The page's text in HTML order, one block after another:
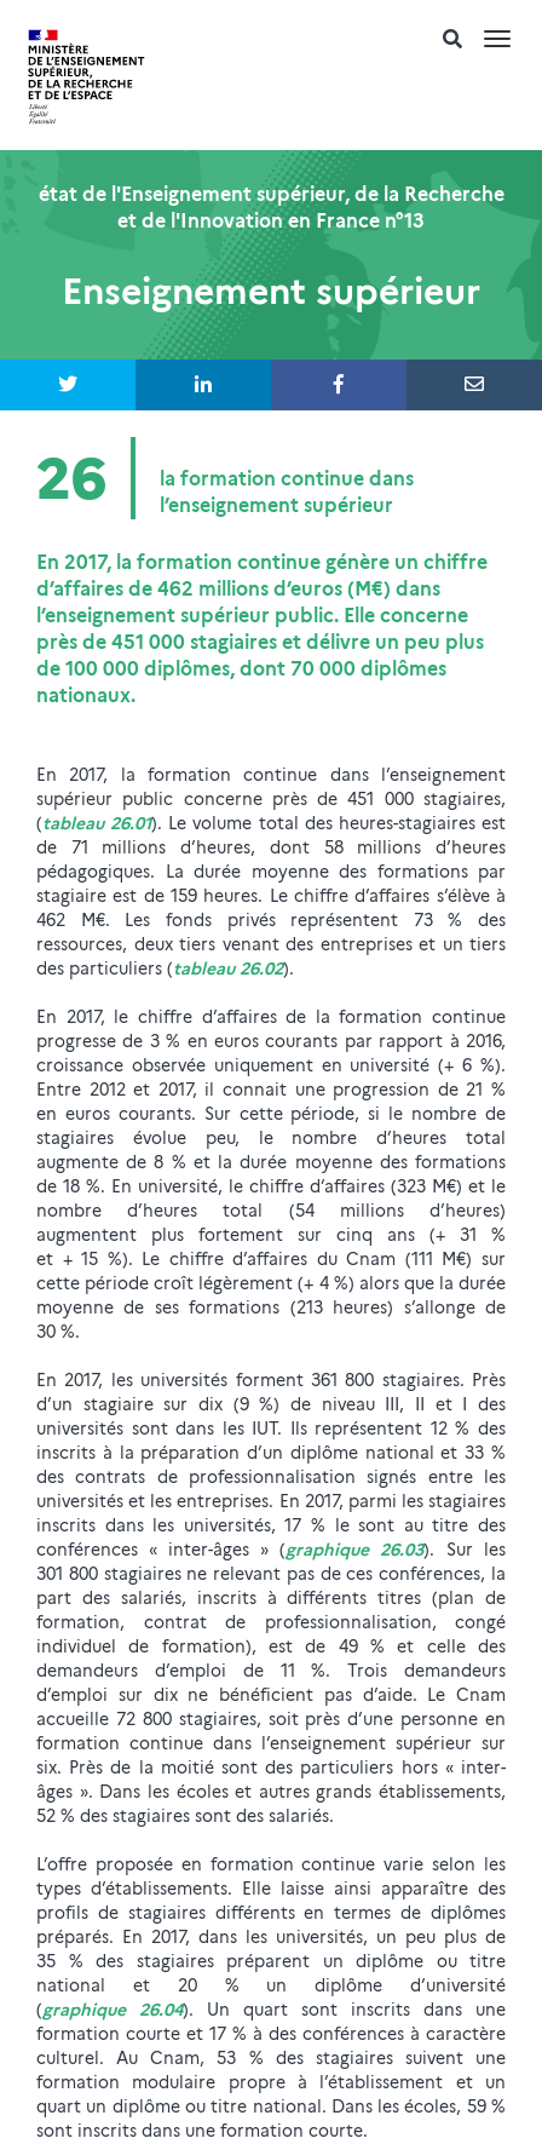
état de l'Enseignement supérieur, de la Recherche
et de l'Innovation en France n°13
Enseignement supérieur
26
la formation continue dans
l’enseignement supérieur
En 2017, la formation continue génère un chiffre
d’affaires de 462 millions d’euros (M€) dans
l’enseignement supérieur public. Elle concerne
près de 451 000 stagiaires et délivre un peu plus
de 100 000 diplômes, dont 70 000 diplômes
nationaux.
En 2017, la formation continue dans l’enseignement
supérieur public concerne près de 451 000 stagiaires,
(tableau 26.01). Le volume total des heures-stagiaires est
de 71 millions d’heures, dont 58 millions d’heures
pédagogiques. La durée moyenne des formations par
stagiaire est de 159 heures. Le chiffre d’affaires s’élève à
462 M€. Les fonds privés représentent 73 % des
ressources, deux tiers venant des entreprises et un tiers
des particuliers (tableau 26.02).
En 2017, le chiffre d’affaires de la formation continue
progresse de 3 % en euros courants par rapport à 2016,
croissance observée uniquement en université (+ 6 %).
Entre 2012 et 2017, il connait une progression de 21 %
en euros courants. Sur cette période, si le nombre de
stagiaires évolue peu, le nombre d’heures total
augmente de 8 % et la durée moyenne des formations
de 18 %. En université, le chiffre d’affaires (323 M€) et le
nombre d’heures total (54 millions d’heures)
augmentent plus fortement sur cinq ans (+ 31 %
et + 15 %). Le chiffre d’affaires du Cnam (111 M€) sur
cette période croît légèrement (+ 4 %) alors que la durée
moyenne de ses formations (213 heures) s’allonge de
30 %.
En 2017, les universités forment 361 800 stagiaires. Près
d’un stagiaire sur dix (9 %) de niveau III, II et I des
universités sont dans les IUT. Ils représentent 12 % des
inscrits à la préparation d’un diplôme national et 33 %
des contrats de professionnalisation signés entre les
universités et les entreprises. En 2017, parmi les stagiaires
inscrits dans les universités, 17 % le sont au titre des
conférences « inter-âges » (graphique 26.03). Sur les
301 800 stagiaires ne relevant pas de ces conférences, la
part des salariés, inscrits à différents titres (plan de
formation, contrat de professionnalisation, congé
individuel de formation), est de 49 % et celle des
demandeurs d’emploi de 11 %. Trois demandeurs
d’emploi sur dix ne bénéficient pas d’aide. Le Cnam
accueille 72 800 stagiaires, soit près d’une personne en
formation continue dans l’enseignement supérieur sur
six. Près de la moitié sont des particuliers hors « inter-
âges ». Dans les écoles et autres grands établissements,
52 % des stagiaires sont des salariés.
L’offre proposée en formation continue varie selon les
types d’établissements. Elle laisse ainsi apparaître des
profils de stagiaires différents en termes de diplômes
préparés. En 2017, dans les universités, un peu plus de
35 % des stagiaires préparent un diplôme ou titre
national et 20 % un diplôme d’université
(graphique 26.04). Un quart sont inscrits dans une
formation courte et 17 % à des conférences à caractère
culturel. Au Cnam, 53 % des stagiaires suivent une
formation modulaire propre à l’établissement et un
quart un diplôme ou titre national. Dans les écoles, 59 %
sont inscrits dans une formation courte.